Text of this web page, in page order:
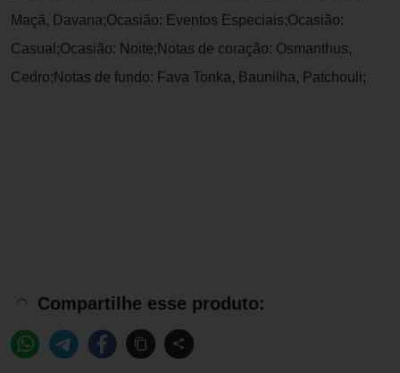
Maçã, Davana;Ocasião: Eventos Especiais;Ocasião:
Casual;Ocasião: Noite;Notas de coração: Osmanthus,
Cedro;Notas de fundo: Fava Tonka, Baunilha, Patchouli;
Compartilhe esse produto: